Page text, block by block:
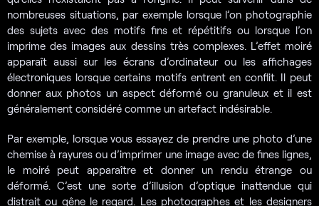
nombreuses situations, par exemple lorsque l’on photographie
des sujets avec des motifs fins et répétitifs ou lorsque l’on
imprime des images aux dessins très complexes. L’effet moiré
apparaît aussi sur les écrans d’ordinateur ou les affichages
électroniques lorsque certains motifs entrent en conflit. Il peut
donner aux photos un aspect déformé ou granuleux et il est
généralement considéré comme un artefact indésirable.
Par exemple, lorsque vous essayez de prendre une photo d’une
chemise à rayures ou d’imprimer une image avec de fines lignes,
le moiré peut apparaître et donner un rendu étrange ou
déformé. C’est une sorte d’illusion d’optique inattendue qui
distrait ou gêne le regard. Les photographes et les designers